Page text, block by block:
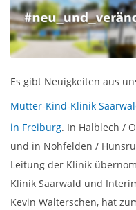
Es gibt Neuigkeiten aus
Mutter-Kind-Klinik
in Freiburg. In Halblech /
und in Nohfelden /
Leitung der Klinik
Klinik Saarwald und
Kevin Walterschen, hat